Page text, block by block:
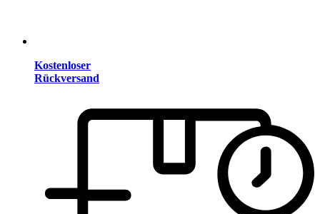
Kostenloser
Rückversand